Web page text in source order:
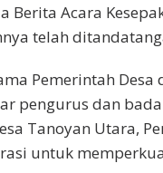
Berita Acara
telah
Pemerintah Desa
pengurus dan
Tanoyan Utara,
untuk